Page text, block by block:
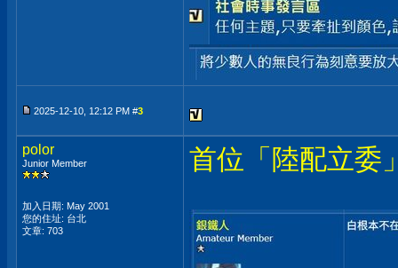
2025-12-10, 12:12 PM #3
polor
Junior Member
加入日期: May 2001
您的住址: 台北
文章: 703
首位「陸配立委